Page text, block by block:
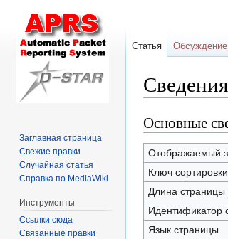
Перейти
к
навигации
Перейти
к
поиску
Основные
Отображаемый
Ключ
Длина страницы
Идентификатор
Язык страницы
Статья Обсуждение
Заглавная страница
Свежие правки
Случайная статья
Справка по MediaWiki
Инструменты
Ссылки сюда
Связанные правки